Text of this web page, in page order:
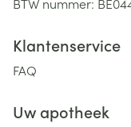
Klantenservice
FAQ
Uw apotheek